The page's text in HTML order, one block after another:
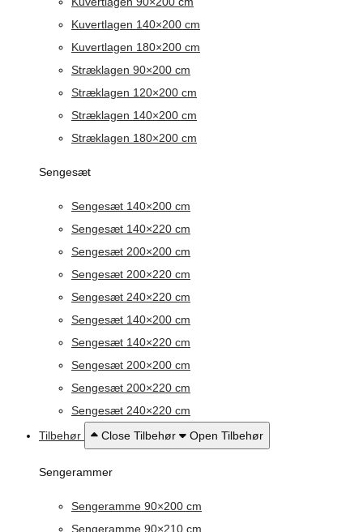
Kuvertlagen 140×200 cm
Kuvertlagen 180×200 cm
Stræklagen 90×200 cm
Stræklagen 120×200 cm
Stræklagen 140×200 cm
Stræklagen 180×200 cm
Sengesæt
Sengesæt 140×200 cm
Sengesæt 140×220 cm
Sengesæt 200×200 cm
Sengesæt 200×220 cm
Sengesæt 240×220 cm
Sengesæt 140×200 cm
Sengesæt 140×220 cm
Sengesæt 200×200 cm
Sengesæt 200×220 cm
Sengesæt 240×220 cm
Tilbehør
Close Tilbehør Open Tilbehør
Sengerammer
Sengeramme 90×200 cm
Sengeramme 90×210 cm